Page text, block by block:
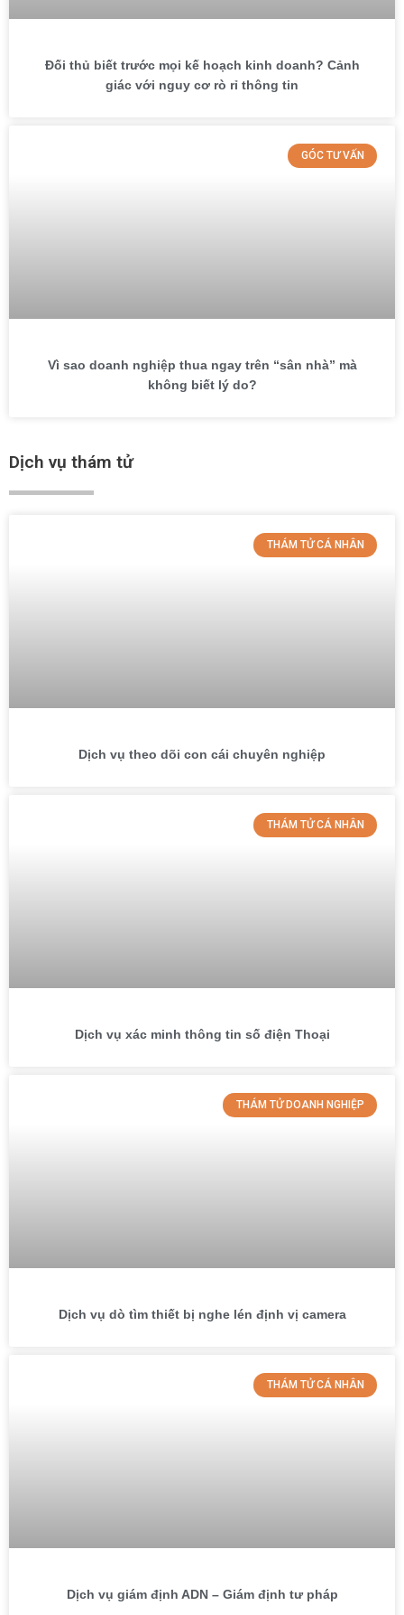
Đối thủ biết trước mọi kế hoạch kinh doanh? Cảnh
giác với nguy cơ rò rỉ thông tin
GÓC TƯ VẤN
Vì sao doanh nghiệp thua ngay trên “sân nhà” mà
không biết lý do?
Dịch vụ thám tử
THÁM TỬ CÁ NHÂN
Dịch vụ theo dõi con cái chuyên nghiệp
THÁM TỬ CÁ NHÂN
Dịch vụ xác minh thông tin số điện Thoại
THÁM TỬ DOANH NGHIỆP
Dịch vụ dò tìm thiết bị nghe lén định vị camera
THÁM TỬ CÁ NHÂN
Dịch vụ giám định ADN – Giám định tư pháp